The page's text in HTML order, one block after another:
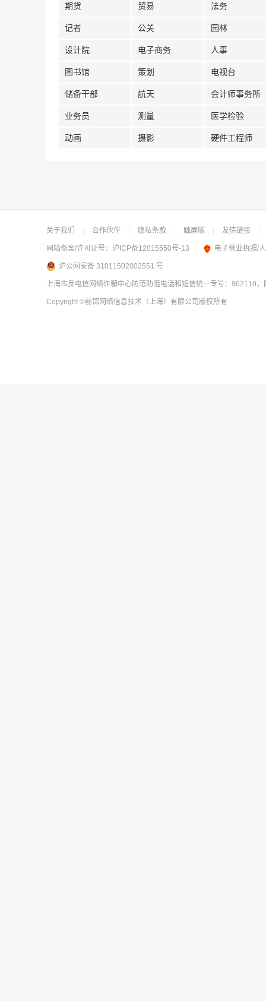
期货 贸易 法务
记者 公关 园林
设计院 电子商务 人事
图书馆 策划 电视台
储备干部 航天 会计师事务所
业务员 测量 医学检验
动画 摄影 硬件工程师
关于我们 合作伙伴 隐私条款 触屏版 友情链接
网站备案/许可证号： 沪ICP备12015550号-13 电子营业执照/
沪公网安备 31011502002551 号
上海市反电信网络诈骗中心防范劝阻电话和短信统一专号：962110
Copyright ©前锦网络信息技术（上海）有限公司 版权所有